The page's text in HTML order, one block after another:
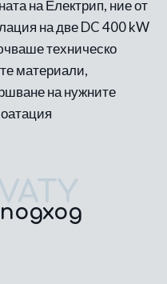
на Електрип, ние от
на две DC 400 kW
техническо
материали,
на нужните